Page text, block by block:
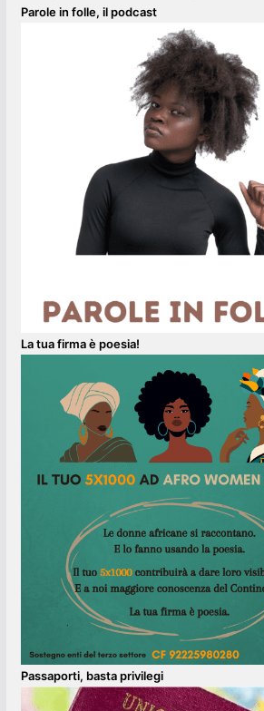
Parole in folle, il podcast
La tua firma è poesia!
Passaporti, basta privilegi